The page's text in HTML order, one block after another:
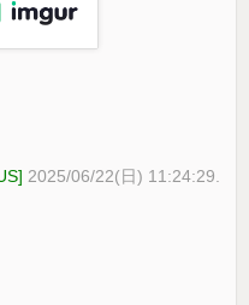
2025/06/22(日) 11:24:29.